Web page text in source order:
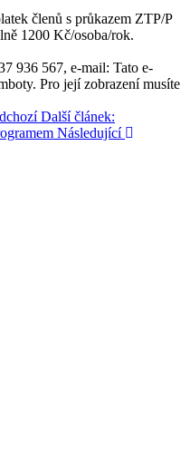
členů s průkazem ZTP/P
1200 Kč/osoba/rok.
936 567, e-mail: Tato e-
Pro její zobrazení musíte
Další článek:
Následující